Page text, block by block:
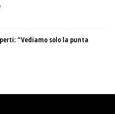
“Vediamo solo la punta